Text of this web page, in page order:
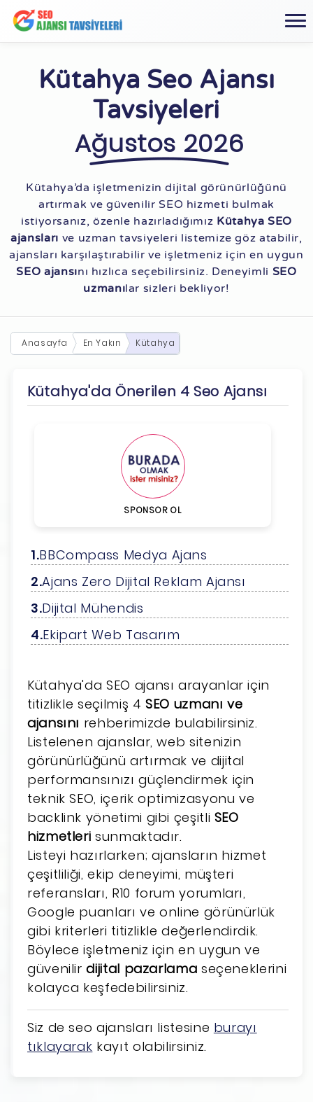
Kütahya Seo Ajansı
Tavsiyeleri
Ağustos 2026
Kütahya’da işletmenizin dijital görünürlüğünü
artırmak ve güvenilir SEO hizmeti bulmak
istiyorsanız, özenle hazırladığımız Kütahya SEO
ajansları ve uzman tavsiyeleri listemize göz atabilir,
ajansları karşılaştırabilir ve işletmeniz için en uygun
SEO ajansını hızlıca seçebilirsiniz. Deneyimli SEO
uzmanılar sizleri bekliyor!
Anasayfa En Yakın Kütahya
Kütahya'da Önerilen 4 Seo Ajansı
SPONSOR OL
BBCompass Medya Ajans
Ajans Zero Dijital Reklam Ajansı
Dijital Mühendis
Ekipart Web Tasarım
Kütahya'da SEO ajansı arayanlar için
titizlikle seçilmiş 4SEO uzmanı ve
ajansını rehberimizde bulabilirsiniz.
Listelenen ajanslar, web sitenizin
görünürlüğünü artırmak ve dijital
performansınızı güçlendirmek için
teknik SEO, içerik optimizasyonu ve
backlink yönetimi gibi çeşitli SEO
hizmetleri sunmaktadır.
Listeyi hazırlarken; ajansların hizmet
çeşitliliği, ekip deneyimi, müşteri
referansları, R10 forum yorumları,
Google puanları ve online görünürlük
gibi kriterleri titizlikle değerlendirdik.
Böylece işletmeniz için en uygun ve
güvenilirdijital pazarlama seçeneklerini
kolayca keşfedebilirsiniz.
Siz de seo ajansları listesine burayı
tıklayarak kayıt olabilirsiniz.